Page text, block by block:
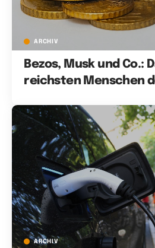
ARCHIV
Bezos, Musk und Co.:
reichsten Menschen
ARCHIV